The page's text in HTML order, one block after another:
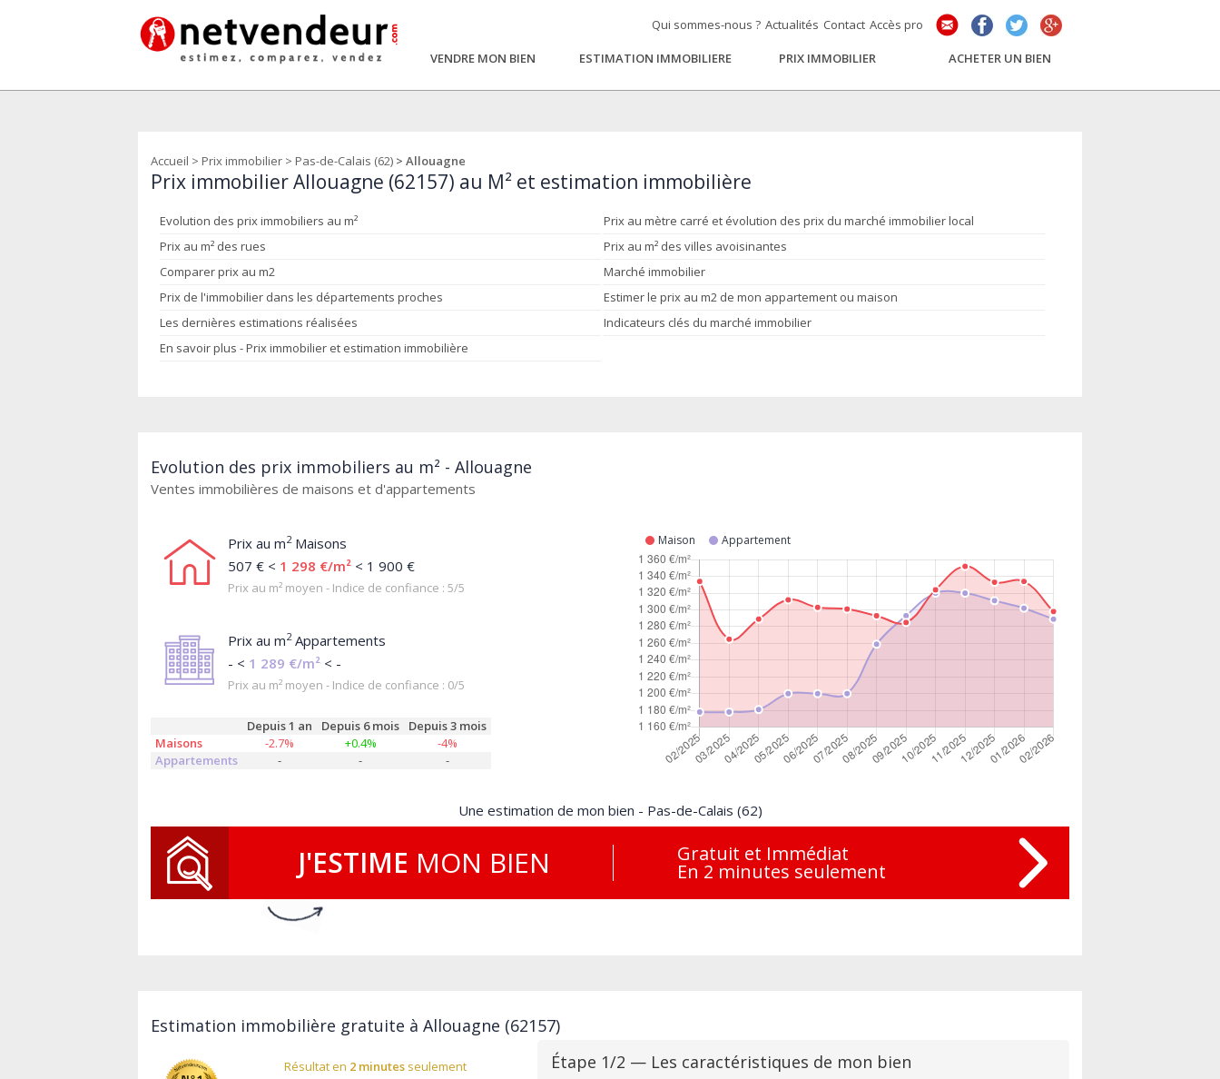
Qui sommes-nous ? Actualités Contact Accès pro
VENDRE MON BIEN ESTIMATION IMMOBILIERE PRIX IMMOBILIER ACHETER UN BIEN
Accueil > Prix immobilier > Pas-de-Calais (62) > Allouagne
Prix immobilier Allouagne (62157) au M² et estimation immobilière
Evolution des prix immobiliers au m²
Prix au mètre carré et évolution des prix du marché immobilier local
Prix au m² des rues
Prix au m² des villes avoisinantes
Comparer prix au m2
Marché immobilier
Prix de l'immobilier dans les départements proches
Estimer le prix au m2 de mon appartement ou maison
Les dernières estimations réalisées
Indicateurs clés du marché immobilier
En savoir plus - Prix immobilier et estimation immobilière
Evolution des prix immobiliers au m² - Allouagne
Ventes immobilières de maisons et d'appartements
Prix au m2Maisons
507 € < 1 298 €/m² < 1 900 €
Prix au m² moyen - Indice de confiance : 5/5
Prix au m2Appartements
- < 1 289 €/m² < -
Prix au m² moyen - Indice de confiance : 0/5
Depuis 1 an Depuis 6 mois
Depuis 3 mois
Maisons
-2.7% +0.4%
-4%
Appartements
- - -
Maison Appartement
Une estimation de mon bien - Pas-de-Calais (62)
J'ESTIME MON BIEN Gratuit et Immédiat
En 2 minutes seulement
Estimation immobilière gratuite à Allouagne (62157)
Résultat en 2 minutesseulement
Étape 1/2 — Les caractéristiques de mon bien